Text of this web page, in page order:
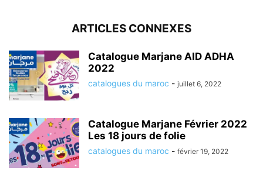
ARTICLES CONNEXES
Catalogue Marjane AID ADHA
2022
catalogues du maroc - juillet 6, 2022
Catalogue Marjane Février 2022
Les 18 jours de folie
catalogues du maroc - février 19, 2022